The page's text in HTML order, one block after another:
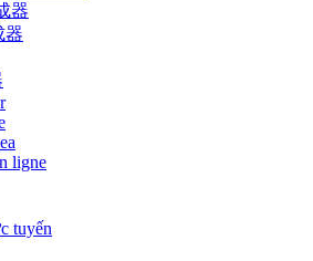
器
器
ligne
tuyến